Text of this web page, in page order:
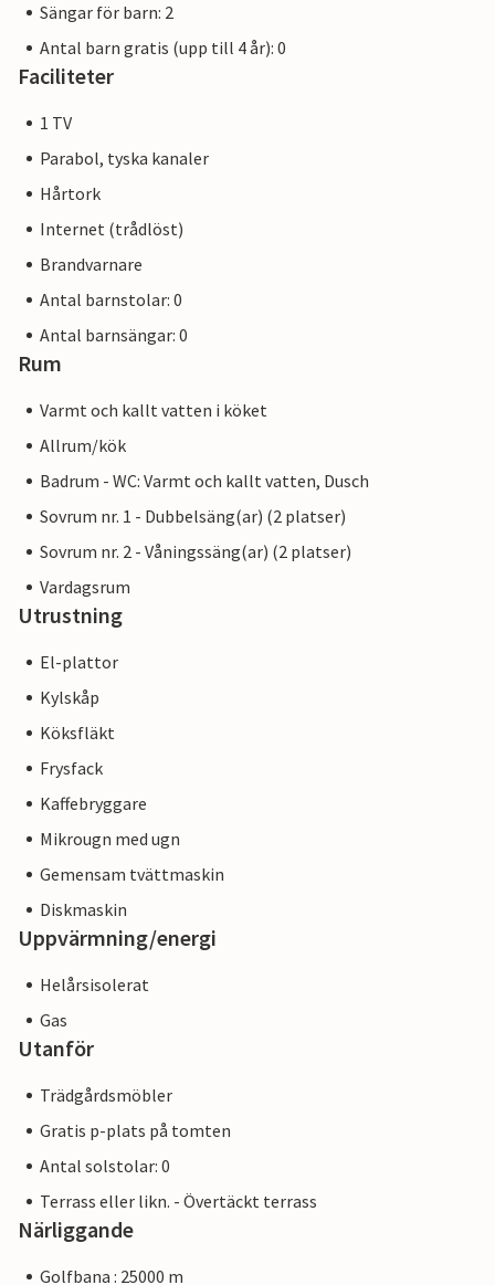
Sängar för barn: 2
Antal barn gratis (upp till 4 år): 0
Faciliteter
1 TV
Parabol, tyska kanaler
Hårtork
Internet (trådlöst)
Brandvarnare
Antal barnstolar: 0
Antal barnsängar: 0
Rum
Varmt och kallt vatten i köket
Allrum/kök
Badrum - WC: Varmt och kallt vatten, Dusch
Sovrum nr. 1 - Dubbelsäng(ar) (2 platser)
Sovrum nr. 2 - Våningssäng(ar) (2 platser)
Vardagsrum
Utrustning
El-plattor
Kylskåp
Köksfläkt
Frysfack
Kaffebryggare
Mikrougn med ugn
Gemensam tvättmaskin
Diskmaskin
Uppvärmning/energi
Helårsisolerat
Gas
Utanför
Trädgårdsmöbler
Gratis p-plats på tomten
Antal solstolar: 0
Terrass eller likn. - Övertäckt terrass
Närliggande
Golfbana : 25000 m